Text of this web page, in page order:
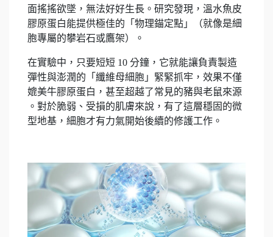
面搖搖欲墜，無法好好生長。研究發現，溫水魚皮
膠原蛋白能提供極佳的「物理錨定點」（就像是細
胞專屬的攀岩石或鷹架）。
在實驗中，只要短短 10 分鐘，它就能讓負責製造
彈性與澎潤的「纖維母細胞」緊緊抓牢，效果不僅
媲美牛膠原蛋白，甚至超越了常見的豬與老鼠來源
。對於脆弱、受損的肌膚來說，有了這層穩固的微
型地基，細胞才有力氣開始後續的修護工作。